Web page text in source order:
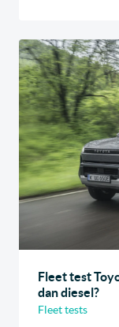
Fleet test
dan diesel?
Fleet tests